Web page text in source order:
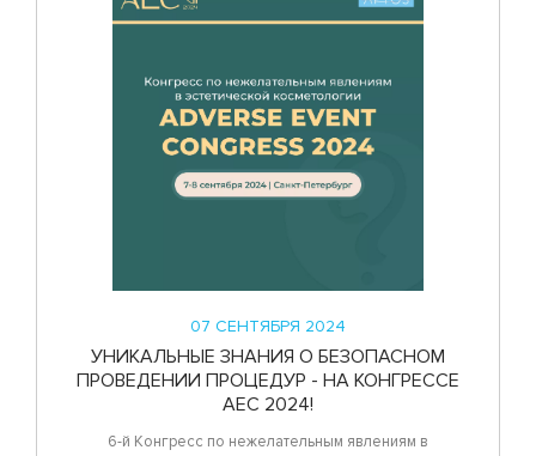
07 СЕНТЯБРЯ 2024
УНИКАЛЬНЫЕ ЗНАНИЯ О БЕЗОПАСНОМ
ПРОВЕДЕНИИ ПРОЦЕДУР - НА КОНГРЕССЕ
AEC 2024!
6-й Конгресс по нежелательным явлениям в